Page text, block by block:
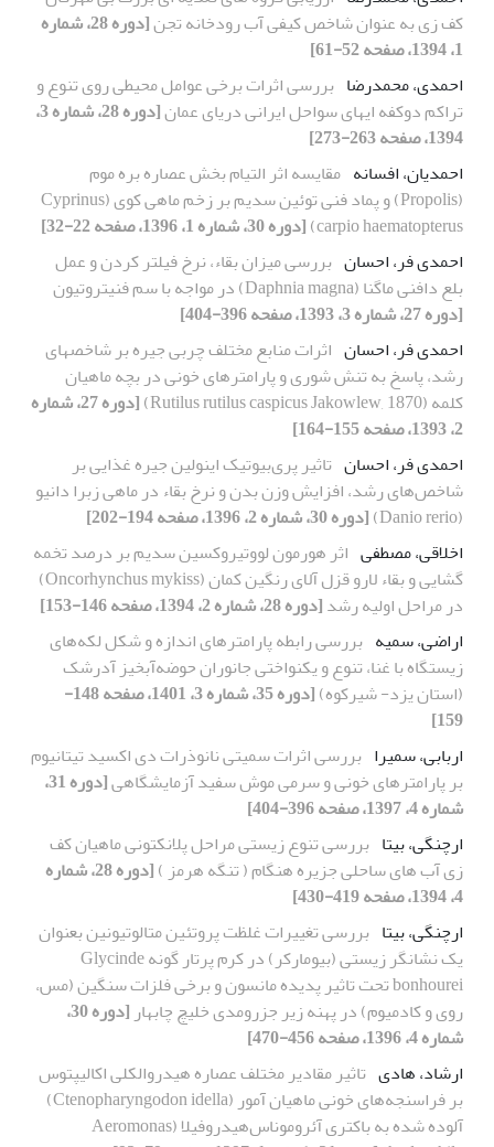
کف زی به عنوان شاخص کیفی آب رودخانه تجن
[دوره 28، شماره
1، 1394، صفحه 52-61]
احمدی، محمدرضا بررسی اثرات برخی عوامل محیطی روی تنوع و
تراکم دوکفه ایهای سواحل ایرانی دریای عمان
[دوره 28، شماره 3،
1394، صفحه 263-273]
احمدیان، افسانه مقایسه اثر التیام بخش عصاره بره موم
(Propolis) و پماد فنی توئین سدیم بر زخم ماهی کوی (Cyprinus
carpio haematopterus) [دوره 30، شماره 1، 1396، صفحه 22-32]
احمدی فر، احسان بررسی میزان بقاء، نرخ فیلتر کردن و عمل
بلع دافنی ماگنا (Daphnia magna) در مواجه با سم فنیتروتیون
[دوره 27، شماره 3، 1393، صفحه 396-404]
احمدی فر، احسان اثرات منابع مختلف چربی جیره بر شاخصهای
رشد، پاسخ به تنش شوری و پارامترهای خونی در بچه ماهیان
کلمه (Rutilus rutilus caspicus Jakowlew, 1870)
[دوره 27، شماره
2، 1393، صفحه 155-164]
احمدی فر، احسان تاثیر پری‌بیوتیک اینولین جیره غذایی بر
شاخص‌های رشد، افزایش وزن بدن و نرخ بقاء در ماهی زبرا دانیو
(Danio rerio)
[دوره 30، شماره 2، 1396، صفحه 194-202]
اخلاقی، مصطفی اثر هورمون لووتیروکسین سدیم بر درصد تخمه
گشایی و بقاء لارو قزل آلای رنگین کمان (Oncorhynchus mykiss)
در مراحل اولیه رشد[دوره 28، شماره 2، 1394، صفحه 146-153]
اراضی، سمیه بررسی رابطه پارامترهای اندازه و شکل لکه‌های
زیستگاه با غنا، تنوع و یکنواختی جانوران حوضه‌آبخیز آدرشک
(استان یزد- شیرکوه)
[دوره 35، شماره 3، 1401، صفحه 148-
159]
اربابی، سمیرا بررسی اثرات سمیتی نانوذرات دی اکسید تیتانیوم
بر پارامتر‎های خونی و سرمی موش سفید آزمایشگاهی
[دوره 31،
شماره 4، 1397، صفحه 396-404]
ارچنگی، بیتا بررسی تنوع زیستی مراحل پلانکتونی ماهیان کف
زی آب های ساحلی جزیره هنگام ( تنگه هرمز )
[دوره 28، شماره
4، 1394، صفحه 419-430]
ارچنگی، بیتا بررسی تغییرات غلظت پروتئین متالوتیونین بعنوان
یک نشانگر زیستی (بیومارکر) در کرم پرتار گونه Glycinde
bonhourei تحت تاثیر پدیده مانسون و برخی فلزات سنگین (مس،
روی و کادمیوم) در پهنه زیر جزرومدی خلیچ چابهار
[دوره 30،
شماره 4، 1396، صفحه 456-470]
ارشاد، هادی تاثیر مقادیر مختلف عصاره هیدروالکلی اکالیپتوس
بر فراسنجه‌های خونی ماهیان آمور (Ctenopharyngodon idella)
آلوده شده به باکتری آئروموناس‌هیدروفیلا (Aeromonas